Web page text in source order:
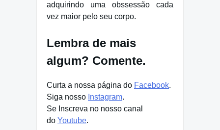
adquirindo uma obssessão cada
vez maior pelo seu corpo.
Lembra de mais
algum? Comente.
Curta a nossa página do Facebook.
Siga nosso Instagram.
Se Inscreva no nosso canal
do Youtube.